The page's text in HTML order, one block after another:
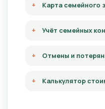
Карта семейного
Учёт семейных
Отмены и
Калькулятор